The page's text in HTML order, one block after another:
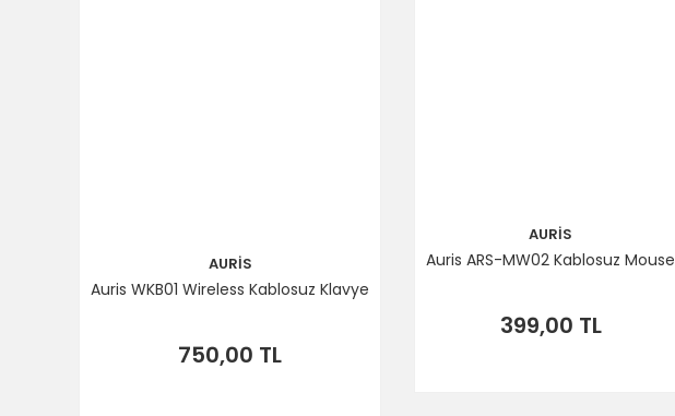
AURİS
Auris WKB01 Wireless Kablosuz Klavye
750,00 TL
AURİS
Auris ARS-MW02 Kablosuz Mouse
399,00 TL